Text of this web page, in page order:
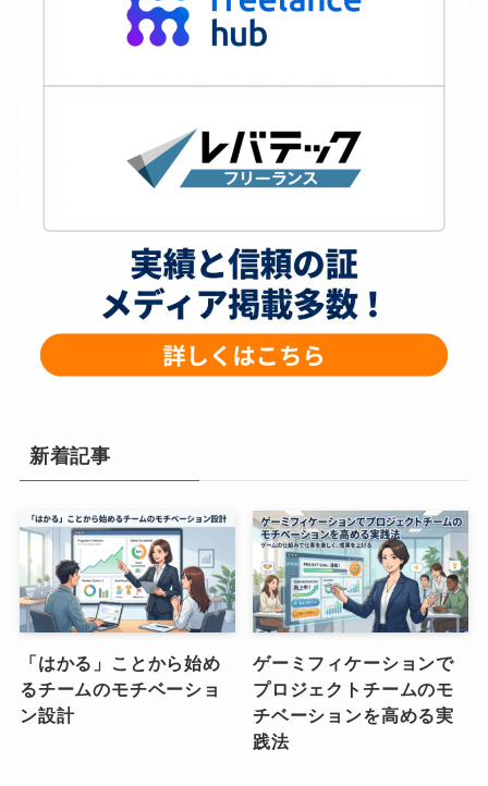
新着記事
「はかる」ことから始め
るチームのモチベーショ
ン設計
ゲーミフィケーションで
プロジェクトチームのモ
チベーションを高める実
践法